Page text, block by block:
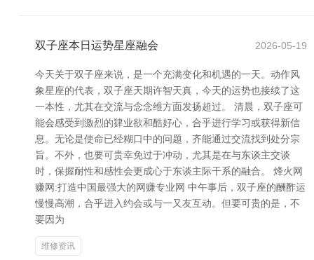
双子座本日运势星座融会 2026-05-19
今天关于双子座来说，是一个充满变化和机遇的一天。动作风
象星座的代表，双子座天期许智天真，今天的运势也接续了这
一本性，尤其在交流与念念维方面发扬超过。 清晨，双子座可
能会感受到激烈的肄业欲和酷好心，合乎进行学习或获得新信
息。无论是使命已经糊口中的问题，齐能通过交流找到处分宗
旨。不外，也要可贵幸免过于冲动，尤其是在与东谈主交谈
时，保握耐性和感性会更成心于东谈主际干系的融合。 烽火网
赚网:打造中国最强大的网赚专业网 中午事后，双子座的酬酢运
慢慢高潮，合乎进入约会或与一又友互动。但要可贵的是，不
要因为
维修资讯